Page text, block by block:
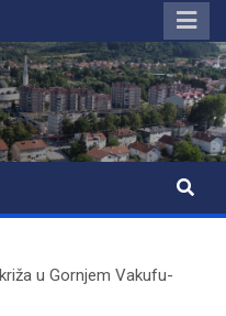
u Gornjem Vakufu-